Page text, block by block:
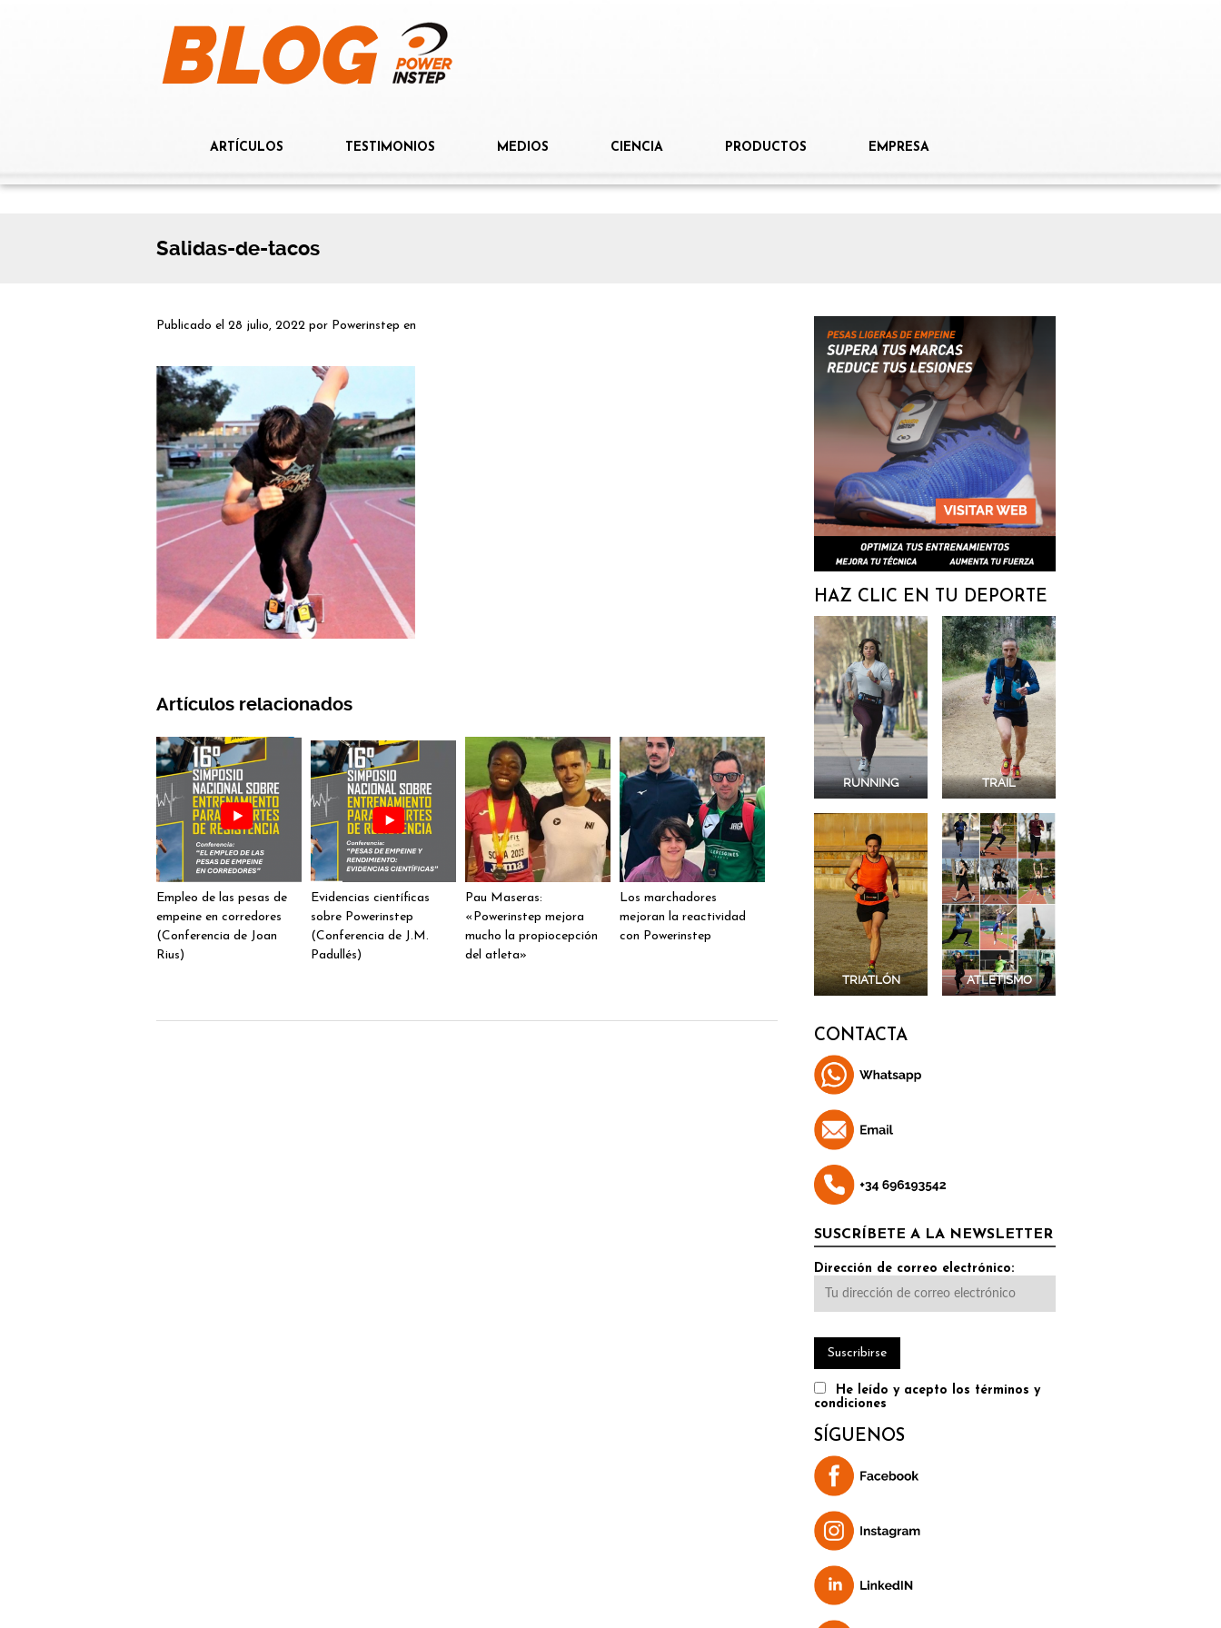
ARTÍCULOS TESTIMONIOS MEDIOS CIENCIA PRODUCTOS EMPRESA
Salidas-de-tacos
Publicado el 28 julio, 2022 por Powerinstep en
Artículos relacionados
Empleo de las pesas de
empeine en corredores
(Conferencia de Joan
Rius)
Evidencias científicas
sobre Powerinstep
(Conferencia de J.M.
Padullés)
Pau Maseras:
«Powerinstep mejora
mucho la propiocepción
del atleta»
Los marchadores
mejoran la reactividad
con Powerinstep
HAZ CLIC EN TU DEPORTE
RUNNING TRAIL
TRIATLÓN ATLETISMO
CONTACTA
SUSCRÍBETE A LA NEWSLETTER
Dirección de correo electrónico:
He leído y acepto los términos y
condiciones
SÍGUENOS